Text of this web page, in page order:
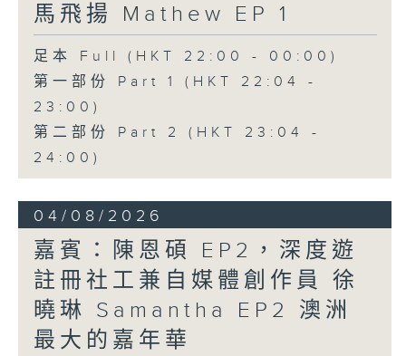
馬飛揚 Mathew EP 1
足本 Full (HKT 22:00 - 00:00)
第一部份 Part 1 (HKT 22:04 -
23:00)
第二部份 Part 2 (HKT 23:04 -
24:00)
04/08/2026
嘉賓：陳恩碩 EP2，深度遊
註冊社工兼自媒體創作員 徐
曉琳 Samantha EP2 澳洲
最大的嘉年華